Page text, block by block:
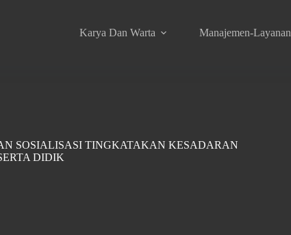
Karya Dan Warta Manajemen-Layanan
SOSIALISASI TINGKATAKAN KESADARAN
DIDIK